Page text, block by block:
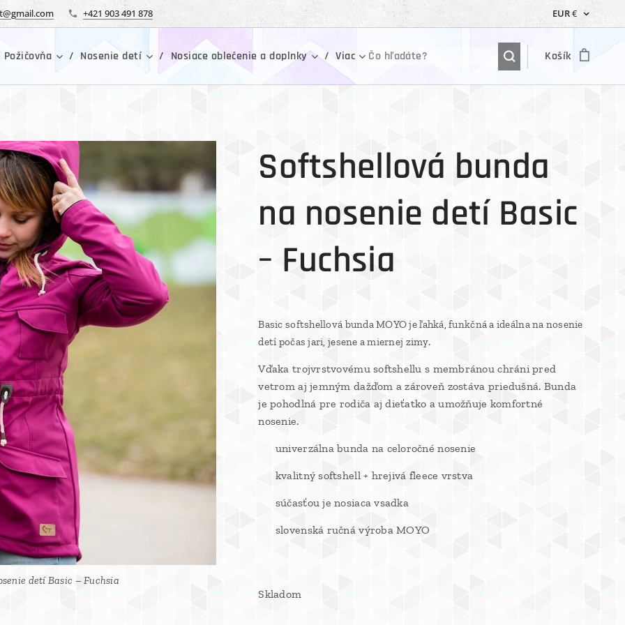
+421 903 491 878 EUR€
Nosenie detí Nosiace oblečenie a doplnky Viac Košík
Softshellová bunda
na nosenie detí Basic
– Fuchsia
detí Basic – Fuchsia
detí Basic – Fuchsia
Basic softshellová bunda MOYO je ľahká, funkčná a ideálna na nosenie
detí počas jari, jesene a miernej zimy.
Vďaka trojvrstvovému softshellu s membránou chráni pred
vetrom aj jemným dažďom a zároveň zostáva priedušná. Bunda
je pohodlná pre rodiča aj dieťatko a umožňuje komfortné
nosenie.
✔ univerzálna bunda na celoročné nosenie
✔ kvalitný softshell + hrejivá fleece vrstva
✔ súčasťou je nosiaca vsadka
✔ slovenská ručná výroba MOYO
Skladom